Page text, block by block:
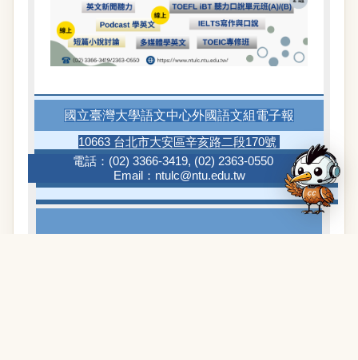
國立臺灣大學語文中心外國語文組電子報
10663 台北市大安區辛亥路二段170號
電話： (02) 3366-3419, (02) 2363-0550
Email： ntulc@ntu.edu.tw